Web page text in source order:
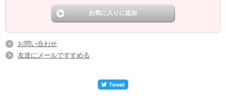
お問い合わせ
友達にメールですすめる